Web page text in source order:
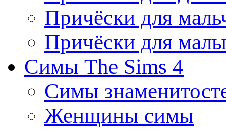
Причёски для
Причёски для
Симы The Sims 4
Симы
Женщины симы